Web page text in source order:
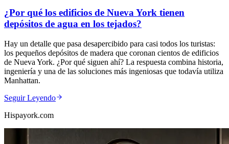
¿Por qué los edificios de Nueva York tienen
depósitos de agua en los tejados?
Hay un detalle que pasa desapercibido para casi todos los turistas:
los pequeños depósitos de madera que coronan cientos de edificios
de Nueva York. ¿Por qué siguen ahí? La respuesta combina historia,
ingeniería y una de las soluciones más ingeniosas que todavía utiliza
Manhattan.
Seguir Leyendo
Hispayork.com